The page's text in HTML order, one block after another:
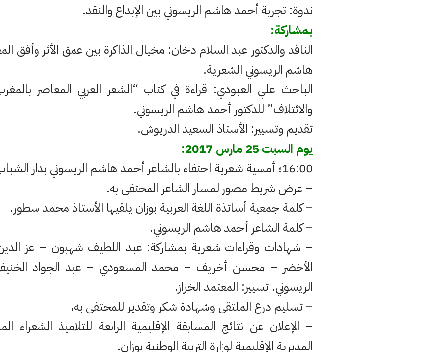
ندوة: تجربة أحمد هاشم الريسوني بين الإبداع والنقد.
بمشاركة:
الناقد والدكتور عبد السلام دخان: مخيال الذاكرة بين عمق الأثر وأفق
هاشم الريسوني الشعرية.
الباحث علي العبودي: قراءة في كتاب “الشعر العربي المعاصر
والائتلاف” للدكتور أحمد هاشم الريسوني.
تقديم وتسيير: الأستاذ السعيد الدريوش.
يوم السبت 25 مارس 2017:
16:00؛ أمسية شعرية احتفاء بالشاعر أحمد هاشم الريسوني بدار الشباب المسيرة – وزان:
– عرض شريط مصور لمسار الشاعر المحتفى به.
– كلمة جمعية أساتذة اللغة العربية بوزان يلقيها الأستاذ محمد سطور.
– كلمة الشاعر أحمد هاشم الريسوني.
– شهادات وقراءات شعرية بمشاركة: عبد اللطيف شهبون – عز
الأخضر – محسن أخريف – محمد المسعودي – عبد الجواد
الريسوني. تسيير: المعتمد الخراز.
– تسليم درع الملتقى وشهادة شكر وتقدير للمحتفى به،
– الإعلان عن نتائج المسابقة الإقليمية الرابعة للتلاميذ الشعراء
المديرية الإقليمية لوزارة التربية الوطنية بوزان.